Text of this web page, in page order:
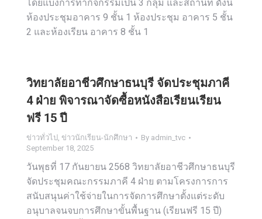
โดยแบ่งการทำกิจกรรมเป็น 3 กลุ่ม และสถานที่ ดังนี้
ห้องประชุมอาคาร 9 ชั้น 1 ห้องประชุม อาคาร 5 ชั้น
2 และห้องเรียน อาคาร 8 ชั้น 1
วิทยาลัยอาชีวศึกษาธนบุรี จัดประชุมภาคี
4 ฝ่าย พิจารณาจัดซื้อหนังสือเรียนเรียน
ฟรี 15 ปี
ข่าวทั่วไป, ข่าวนักเรียน-นักศึกษา By admin_tvc
September 18, 2025
วันพุธที่ 17 กันยายน 2568 วิทยาลัยอาชีวศึกษาธนบุรี
จัดประชุมคณะกรรมภาคี 4 ฝ่าย ตามโครงการการ
สนับสนุนค่าใช้จ่ายในการจัดการศึกษาตั้งแต่ระดับ
อนุบาลจนจบการศึกษาขั้นพื้นฐาน (เรียนฟรี 15 ปี)